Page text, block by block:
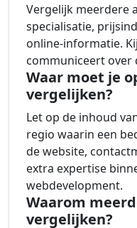
Vergelijk meerdere
specialisatie,
online-informatie.
communiceert over
Waar moet je
vergelijken?
Let op de inhoud
regio waarin een
de website,
extra expertise
webdevelopment.
Waarom
vergelijken?